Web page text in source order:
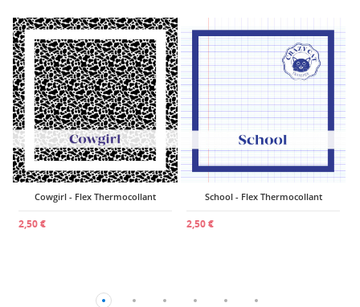
Cowgirl - Flex Thermocollant
2,50 €
School - Flex Thermocollant
2,50 €